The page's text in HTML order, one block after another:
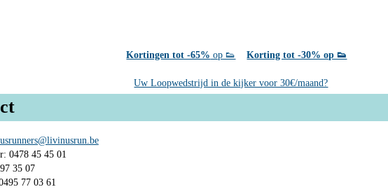
Kortingen tot -65% op 👟 Korting tot -30% op 👟
Uw Loopwedstrijd in de kijker voor 30€/maand?
0478 45 45 01
35 07
77 03 61